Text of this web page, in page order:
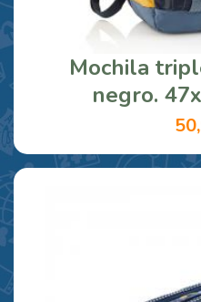
Mochila
negro.